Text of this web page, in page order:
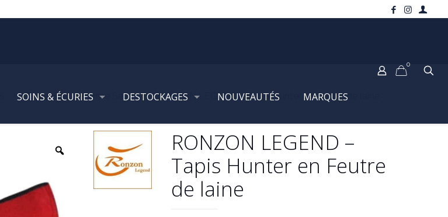
SOINS & ÉCURIES DESTOCKAGES NOUVEAUTÉS MARQUES
0
Tapis Hunter Forme Selle RONZON LEGEND – Tapis Hunter en Feutre de laine
RONZON LEGEND –
Tapis Hunter en Feutre
de laine